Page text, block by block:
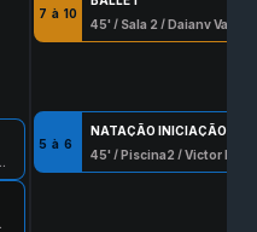
7 à 10
45' / Sala 2 /Daiany Vasconcellos Serafim
NATAÇÃO INICIAÇÃO
5 à 6
45' /Piscina2 /Victor Moreira Teixeira